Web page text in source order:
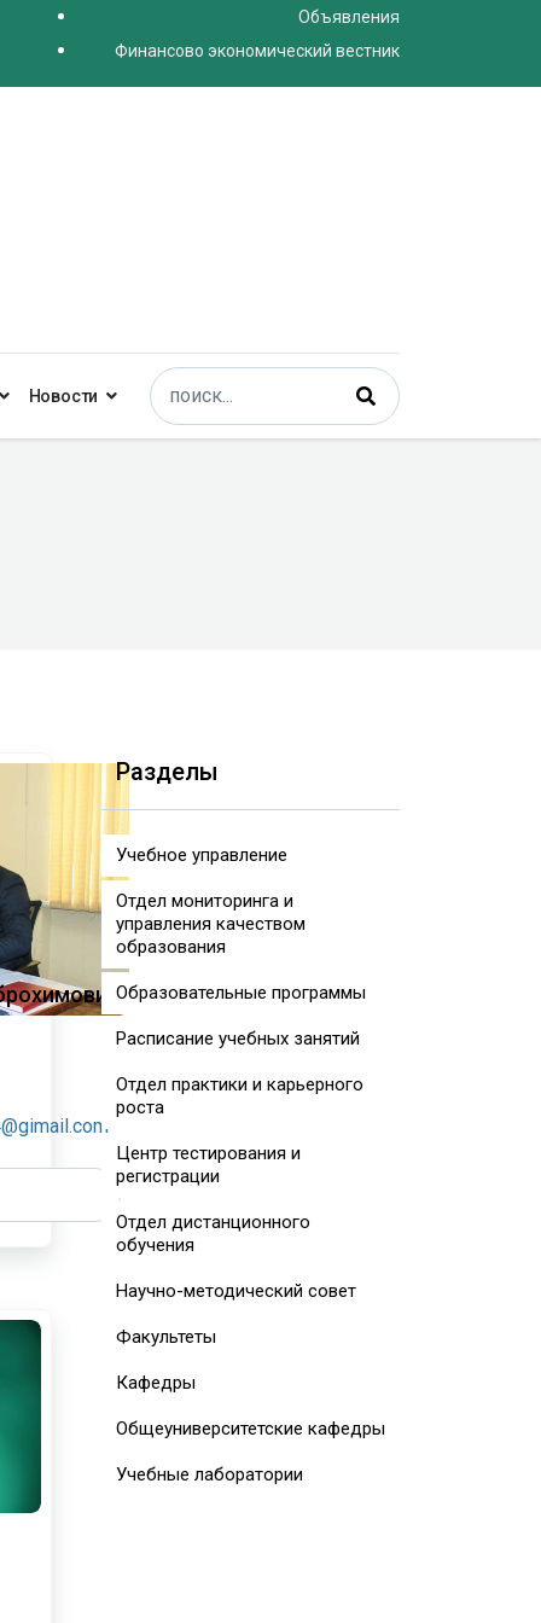
Объявления
Финансово экономический вестник
Новости
Поиск
Type 2 or more characters for results.
Разделы
Учебное управление
Отдел мониторинга и
управления качеством
образования
Образовательные программы
Расписание учебных занятий
Отдел практики и карьерного
роста
Центр тестирования и
регистрации
Отдел дистанционного
обучения
Научно-методический совет
Факультеты
Кафедры
Общеуниверситетские кафедры
Учебные лаборатории